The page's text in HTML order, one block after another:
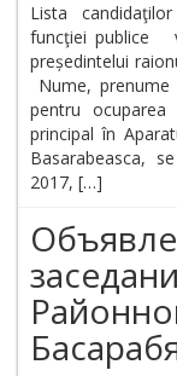
Lista
funcţiei publice
președintelui
Nume,
pentru
principal în
Basarabeasca,
2017, […]